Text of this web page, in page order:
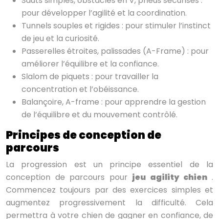
pour développer l’agilité et la coordination.
Tunnels souples et rigides : pour stimuler l’instinct
de jeu et la curiosité.
Passerelles étroites, palissades (A-Frame) : pour
améliorer l’équilibre et la confiance.
Slalom de piquets : pour travailler la
concentration et l’obéissance.
Balançoire, A-frame : pour apprendre la gestion
de l’équilibre et du mouvement contrôlé.
Principes de conception de
parcours
La progression est un principe essentiel de la
conception de parcours pour jeu agility chien .
Commencez toujours par des exercices simples et
augmentez progressivement la difficulté. Cela
permettra à votre chien de gagner en confiance, de